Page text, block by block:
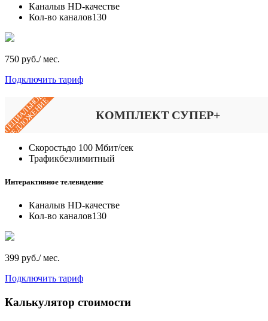
Каналыв HD-качестве
Кол-во каналов130
750 руб./ мес.
Подключить тариф
ПРЕДЛОЖЕНИЕ КОМПЛЕКТ СУПЕР+
Скоростьдо 100 Мбит/сек
Трафикбезлимитный
Интерактивное телевидение
Каналыв HD-качестве
Кол-во каналов130
399 руб./ мес.
Подключить тариф
Калькулятор стоимости